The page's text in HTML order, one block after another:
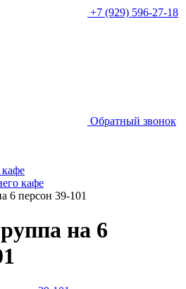
+7 (929) 596-27-18
Обратный звонок
кафе
6 персон 39-101
на 6